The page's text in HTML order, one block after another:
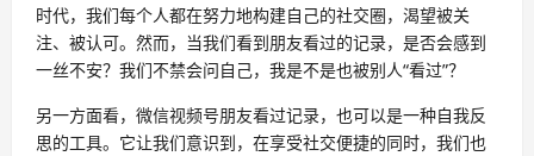
时代，我们每个人都在努力地构建自己的社交圈，渴望被关
注、被认可。然而，当我们看到朋友看过的记录，是否会感到
一丝不安？我们不禁会问自己，我是不是也被别人“看过”？
另一方面看，微信视频号朋友看过记录，也可以是一种自我反
思的工具。它让我们意识到，在享受社交便捷的同时，我们也